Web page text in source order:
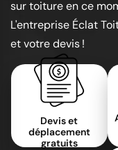
sur toiture en ce
L'entreprise Éclat
et votre devis !
Devis et
déplacement
gratuits